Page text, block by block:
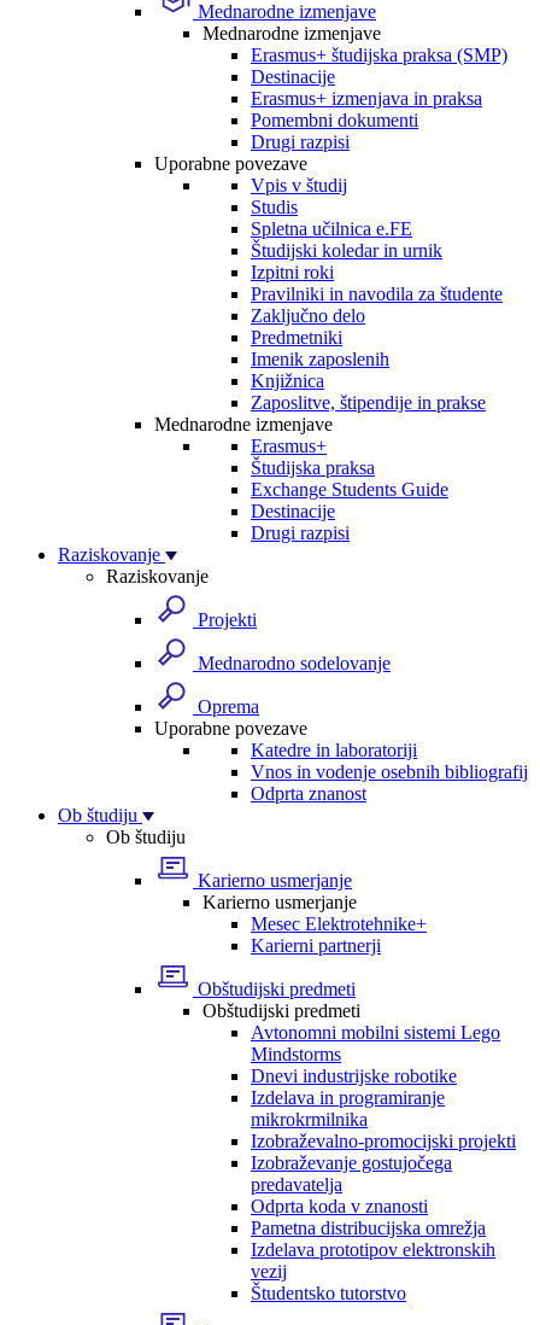
Mednarodne izmenjave
Mednarodne izmenjave
Erasmus+ študijska praksa (SMP)
Destinacije
Erasmus+ izmenjava in praksa
Pomembni dokumenti
Drugi razpisi
Uporabne povezave
Vpis v študij
Studis
Spletna učilnica e.FE
Študijski koledar in urnik
Izpitni roki
Pravilniki in navodila za študente
Zaključno delo
Predmetniki
Imenik zaposlenih
Knjižnica
Zaposlitve, štipendije in prakse
Mednarodne izmenjave
Erasmus+
Študijska praksa
Exchange Students Guide
Destinacije
Drugi razpisi
Raziskovanje
Raziskovanje
Projekti
Mednarodno sodelovanje
Oprema
Uporabne povezave
Katedre in laboratoriji
Vnos in vodenje osebnih bibliografij
Odprta znanost
Ob študiju
Ob študiju
Karierno usmerjanje
Karierno usmerjanje
Mesec Elektrotehnike+
Karierni partnerji
Obštudijski predmeti
Obštudijski predmeti
Avtonomni mobilni sistemi Lego
Mindstorms
Dnevi industrijske robotike
Izdelava in programiranje
mikrokrmilnika
Izobraževalno-promocijski projekti
Izobraževanje gostujočega
predavatelja
Odprta koda v znanosti
Pametna distribucijska omrežja
Izdelava prototipov elektronskih
vezij
Študentsko tutorstvo